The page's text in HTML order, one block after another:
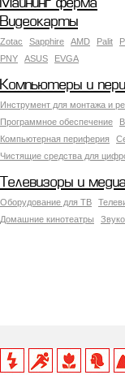
Майнинг ферма
Видеокарты
Zotac Sapphire AMD Palit
PNY
ASUS EVGA
Компьютеры и
Инструмент для монтажа и
Программное обеспечение
Компьютерная периферия
Чистящие средства для
Телевизоры и медиа
Оборудование для ТВ
Домашние кинотеатры